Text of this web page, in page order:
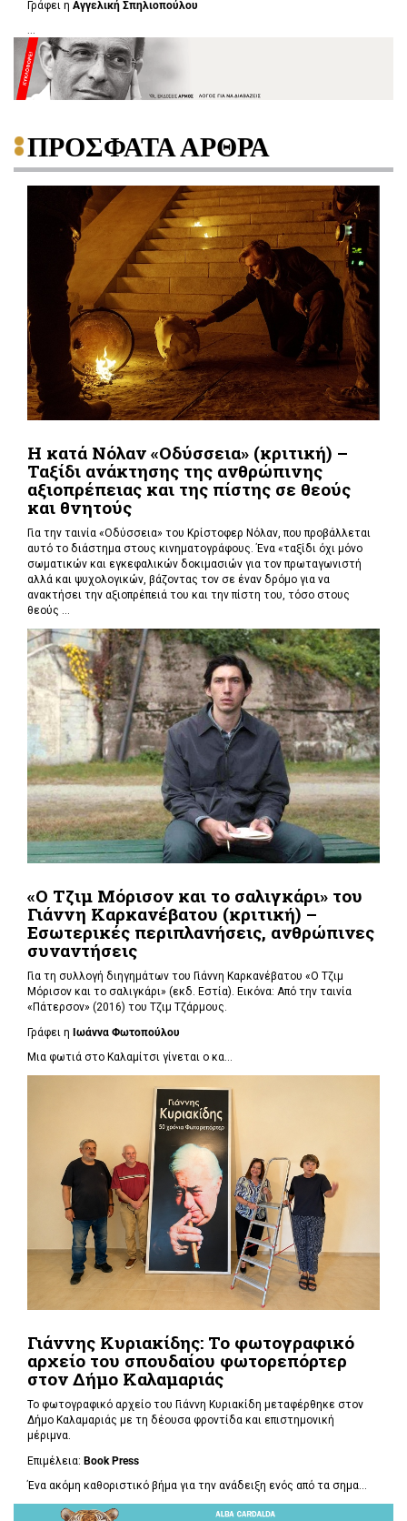
Γράφει η Αγγελική Σπηλιοπούλου
...
ΠΡΟΣΦΑΤΑ ΑΡΘΡΑ
Η κατά Νόλαν «Οδύσσεια» (κριτική) –
Ταξίδι ανάκτησης της ανθρώπινης
αξιοπρέπειας και της πίστης σε θεούς
και θνητούς
Για την ταινία «Οδύσσεια» του Κρίστοφερ Νόλαν,που προβάλλεται
αυτό το διάστημα στους κινηματογράφους. Ένα «ταξίδι όχι μόνο
σωματικών και εγκεφαλικών δοκιμασιών για τον πρωταγωνιστή
αλλά και ψυχολογικών, βάζοντας τον σε έναν δρόμο για να
ανακτήσει την αξιοπρέπειά του και την πίστη του, τόσο στους
θεούς ...
«Ο Τζιμ Μόρισον και το σαλιγκάρι» του
Γιάννη Καρκανέβατου (κριτική) –
Εσωτερικές περιπλανήσεις, ανθρώπινες
συναντήσεις
Για τη συλλογή διηγημάτων του Γιάννη Καρκανέβατου «Ο Τζιμ
Μόρισον και το σαλιγκάρι» (εκδ. Εστία). Εικόνα: Από την ταινία
«Πάτερσον» (2016) του Τζιμ Τζάρμους.
Γράφει η Ιωάννα Φωτοπούλου
Μια φωτιά στο Καλαμίτσι γίνεται ο κα...
Γιάννης Κυριακίδης: Το φωτογραφικό
αρχείο του σπουδαίου φωτορεπόρτερ
στον Δήμο Καλαμαριάς
Το φωτογραφικό αρχείο του Γιάννη Κυριακίδη μεταφέρθηκε στον
Δήμο Καλαμαριάς με τη δέουσα φροντίδα και επιστημονική
μέριμνα.
Επιμέλεια: Book Press
Ένα ακόμη καθοριστικό βήμα για την ανάδειξη ενός από τα σημα...